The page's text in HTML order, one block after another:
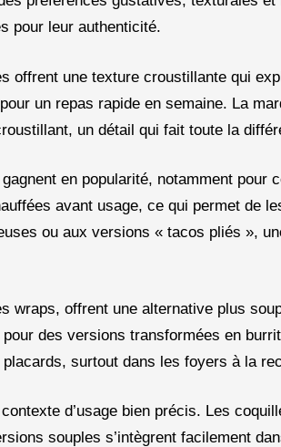
pour leur authenticité.
offrent une texture croustillante qui
un repas rapide en semaine. La
un détail qui fait toute la
en popularité, notamment pour
avant usage, ce qui permet de
ou aux versions « tacos pliés »,
wraps, offrent une alternative plus
des versions transformées en
surtout dans les foyers à la
d’usage bien précis. Les
souples s’intègrent facilement